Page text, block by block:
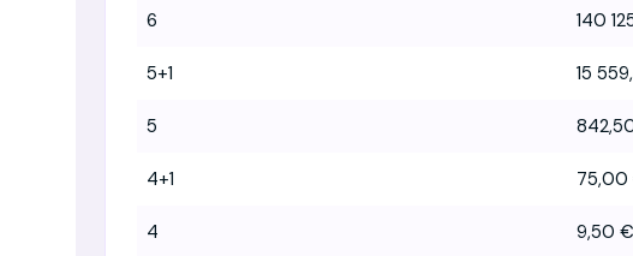
6 140
5+1 15
5
4+1
4 9,50 €